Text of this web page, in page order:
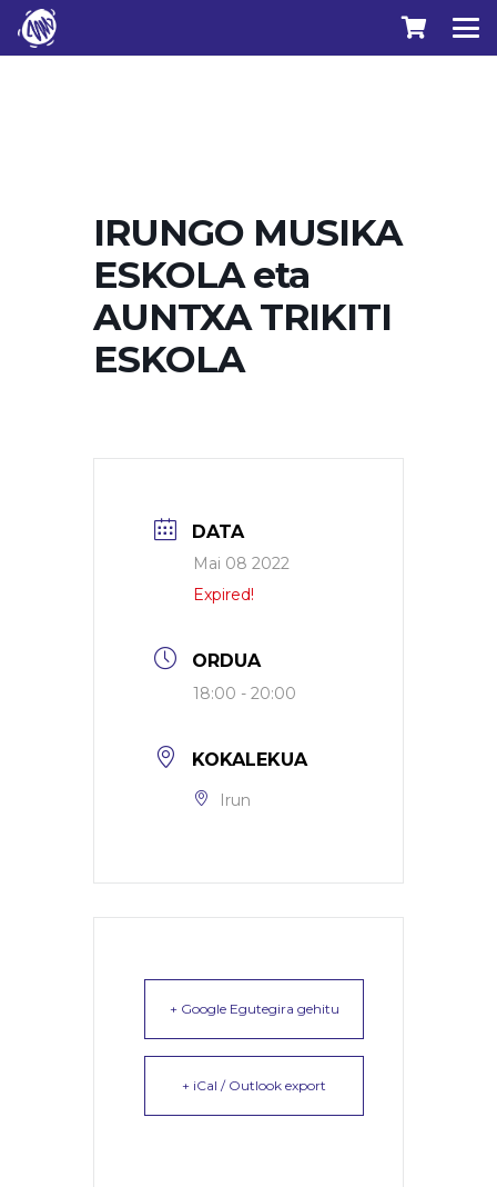
IRUNGO MUSIKA
ESKOLA eta
AUNTXA TRIKITI
ESKOLA
DATA
Mai 08 2022
Expired!
ORDUA
18:00 - 20:00
KOKALEKUA
Irun
+ Google Egutegira gehitu
+ iCal / Outlook export